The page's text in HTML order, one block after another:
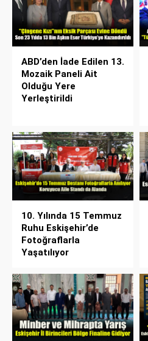
ABD’den İade Edilen 13.
Mozaik Paneli Ait
Olduğu Yere
Yerleştirildi
10. Yılında 15 Temmuz
Ruhu Eskişehir’de
Fotoğraflarla
Yaşatılıyor